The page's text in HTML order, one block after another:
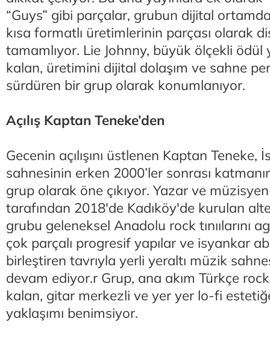
“Guys” gibi parçalar, grubun dijital
kısa formatlı üretimlerinin parçası olarak
tamamlıyor. Lie Johnny, büyük ölçekli ödül
kalan, üretimini dijital dolaşım ve sahne
sürdüren bir grup olarak konumlanıyor.
Açılış Kaptan Teneke’den
Gecenin açılışını üstlenen Kaptan
sahnesinin erken 2000’ler sonrası
grup olarak öne çıkıyor. Yazar ve
tarafından 2018'de Kadıköy'de kurulan
grubu geleneksel Anadolu rock tınıılarını
çok parçalı progresif yapılar ve isyankar
birleştiren tavrıyla yerli yeraltı müzik
devam ediyor.r Grup, ana akım Türkçe
kalan, gitar merkezli ve yer yer lo-fi
yaklaşımı benimsiyor.